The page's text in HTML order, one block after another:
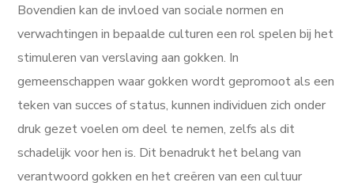
Bovendien kan de invloed van sociale normen en
verwachtingen in bepaalde culturen een rol spelen bij het
stimuleren van verslaving aan gokken. In
gemeenschappen waar gokken wordt gepromoot als een
teken van succes of status, kunnen individuen zich onder
druk gezet voelen om deel te nemen, zelfs als dit
schadelijk voor hen is. Dit benadrukt het belang van
verantwoord gokken en het creëren van een cultuur